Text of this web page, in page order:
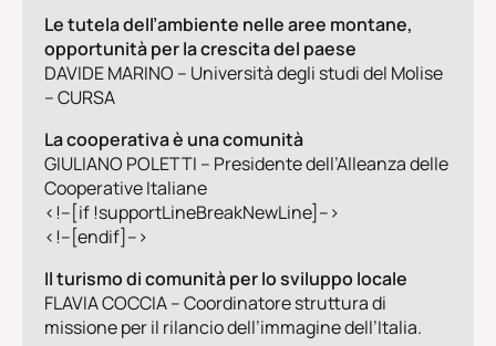
Le tutela dell’ambiente nelle aree montane,
opportunità per la crescita del paese
DAVIDE MARINO – Università degli studi del Molise
– CURSA
La cooperativa è una comunità
GIULIANO POLETTI – Presidente dell’Alleanza delle
Cooperative Italiane
<!–[if !supportLineBreakNewLine]–>
<!–[endif]–>
Il turismo di comunità per lo sviluppo locale
FLAVIA COCCIA–Coordinatore struttura di
missione per il rilancio dell’immagine dell’Italia.